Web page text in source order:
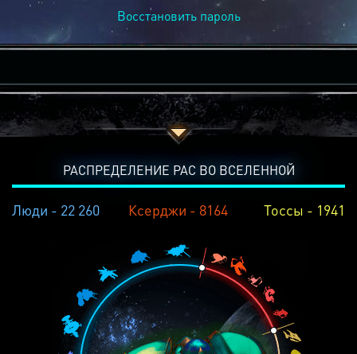
Восстановить пароль
РАСПРЕДЕЛЕНИЕ РАС ВО ВСЕЛЕННОЙ
Люди - 22 260 Ксерджи - 8164 Тоссы - 1941